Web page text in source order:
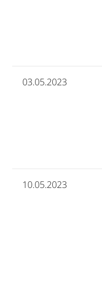
03.05.2023
10.05.2023